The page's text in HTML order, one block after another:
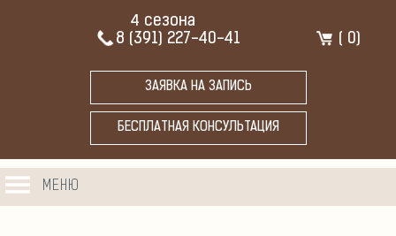
4 сезона
8 (391) 227-40-41
( 0)
ЗАЯВКА НА ЗАПИСЬ
БЕСПЛАТНАЯ КОНСУЛЬТАЦИЯ
МЕНЮ